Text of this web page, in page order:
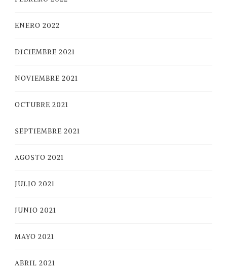
ENERO 2022
DICIEMBRE 2021
NOVIEMBRE 2021
OCTUBRE 2021
SEPTIEMBRE 2021
AGOSTO 2021
JULIO 2021
JUNIO 2021
MAYO 2021
ABRIL 2021